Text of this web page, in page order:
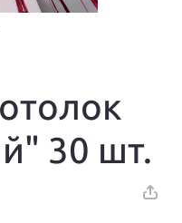
30 шт.